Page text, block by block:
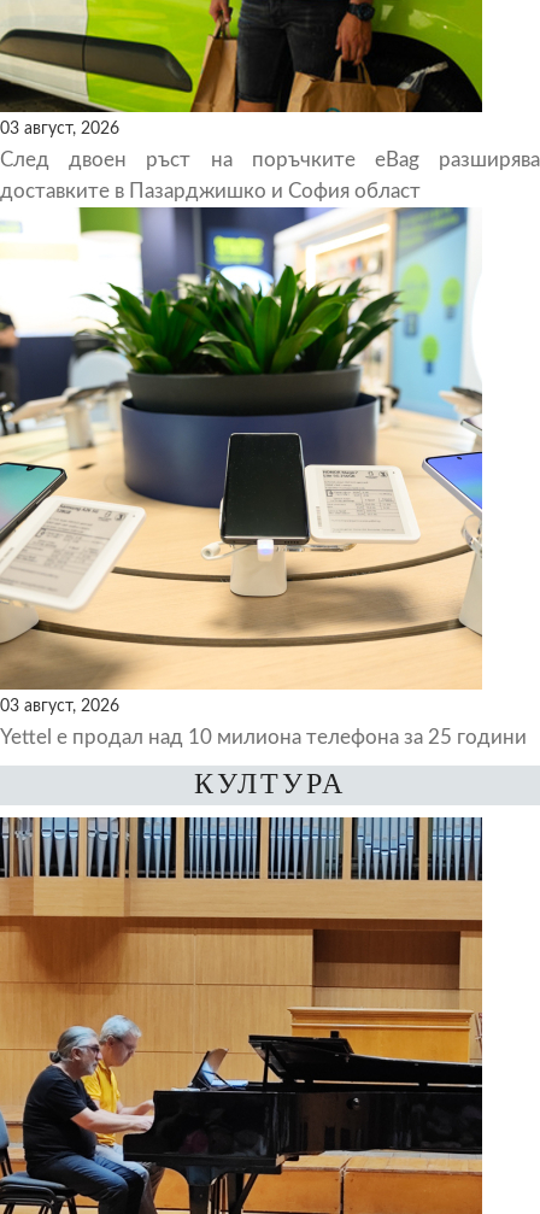
03 август, 2026
След двоен ръст на поръчките eBag разширява
доставките в Пазарджишко и София област
03 август, 2026
Yettel е продал над 10 милиона телефона за 25 години
КУЛТУРА